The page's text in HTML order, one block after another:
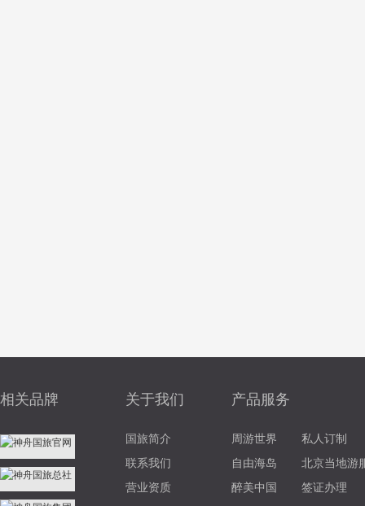
相关品牌 关于我们
国旅简介
联系我们
营业资质
产品服务
周游世界
私人订制
自由海岛
北京当地游
醉美中国
签证办理